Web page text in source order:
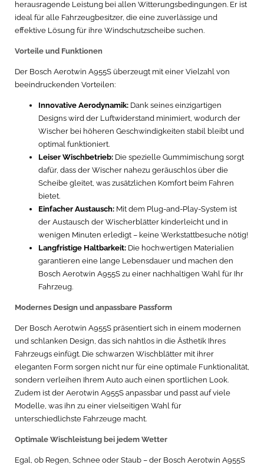
herausragende Leistung bei allen Witterungsbedingungen. Er ist
ideal für alle Fahrzeugbesitzer, die eine zuverlässige und
effektive Lösung für ihre Windschutzscheibe suchen.
Vorteile und Funktionen
Der Bosch Aerotwin A955S überzeugt mit einer Vielzahl von
beeindruckenden Vorteilen:
Innovative Aerodynamik: Dank seines einzigartigen
Designs wird der Luftwiderstand minimiert, wodurch der
Wischer bei höheren Geschwindigkeiten stabil bleibt und
optimal funktioniert.
Leiser Wischbetrieb: Die spezielle Gummimischung sorgt
dafür, dass der Wischer nahezu geräuschlos über die
Scheibe gleitet, was zusätzlichen Komfort beim Fahren
bietet.
Einfacher Austausch: Mit dem Plug-and-Play-System ist
der Austausch der Wischerblätter kinderleicht und in
wenigen Minuten erledigt – keine Werkstattbesuche nötig!
Langfristige Haltbarkeit: Die hochwertigen Materialien
garantieren eine lange Lebensdauer und machen den
Bosch Aerotwin A955S zu einer nachhaltigen Wahl für Ihr
Fahrzeug.
Modernes Design und anpassbare Passform
Der Bosch Aerotwin A955S präsentiert sich in einem modernen
und schlanken Design, das sich nahtlos in die Ästhetik Ihres
Fahrzeugs einfügt. Die schwarzen Wischblätter mit ihrer
eleganten Form sorgen nicht nur für eine optimale Funktionalität,
sondern verleihen Ihrem Auto auch einen sportlichen Look.
Zudem ist der Aerotwin A955S anpassbar und passt auf viele
Modelle, was ihn zu einer vielseitigen Wahl für
unterschiedlichste Fahrzeuge macht.
Optimale Wischleistung bei jedem Wetter
Egal, ob Regen, Schnee oder Staub – der Bosch Aerotwin A955S